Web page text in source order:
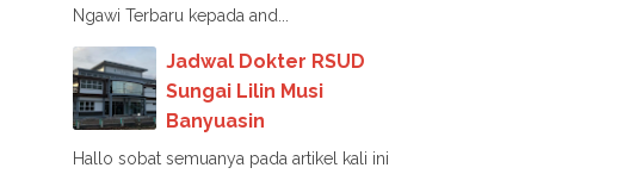
Ngawi Terbaru kepada and...
Jadwal Dokter RSUD
Sungai Lilin Musi
Banyuasin
Hallo sobat semuanya pada artikel kali ini